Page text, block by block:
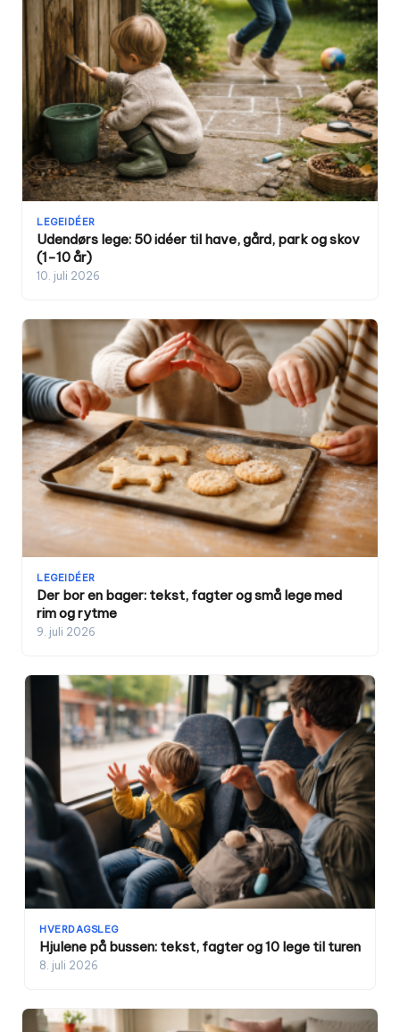
LEGEIDÉER
Udendørs lege: 50 idéer til have, gård, park og skov
(1-10 år)
10. juli 2026
LEGEIDÉER
Der bor en bager: tekst, fagter og små lege med
rim og rytme
9. juli 2026
HVERDAGSLEG
Hjulene på bussen: tekst, fagter og 10 lege til turen
8. juli 2026